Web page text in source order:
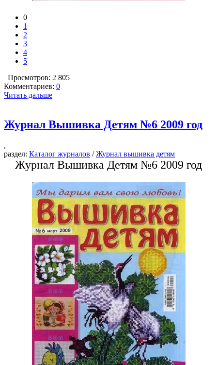
0
1
2
3
4
5
Просмотров: 2 805
Комментариев: 0
Читать дальше
Журнал Вышивка Детям №6 2009 год
,
раздел: Каталог журналов /Журнал вышивка детям
Журнал Вышивка Детям №6 2009 год